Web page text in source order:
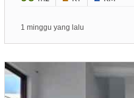
1 minggu yang lalu